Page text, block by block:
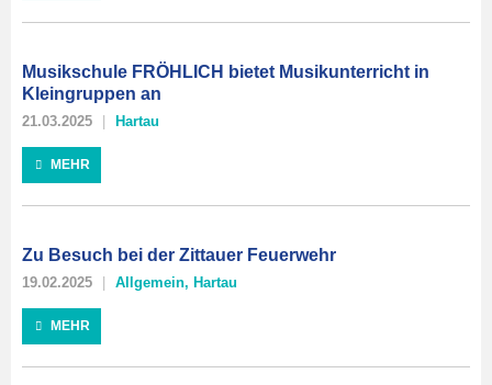
Musikschule FRÖHLICH bietet Musikunterricht in
Kleingruppen an
21.03.2025 Hartau
MEHR
Zu Besuch bei der Zittauer Feuerwehr
19.02.2025 Allgemein, Hartau
MEHR